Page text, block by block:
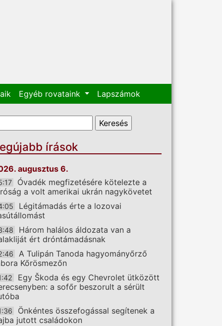
Egyéb rovataink Lapszámok
űrlap
írások
augusztus 6.
Óvadék megfizetésére kötelezte a
a volt amerikai ukrán nagykövetet
Légitámadás érte a lozovai
Három halálos áldozata van a
ért dróntámadásnak
A Tulipán Tanoda hagyományőrző
Kőrösmezőn
Egy Škoda és egy Chevrolet ütközött
a sofőr beszorult a sérült
Önkéntes összefogással segítenek a
jutott családokon